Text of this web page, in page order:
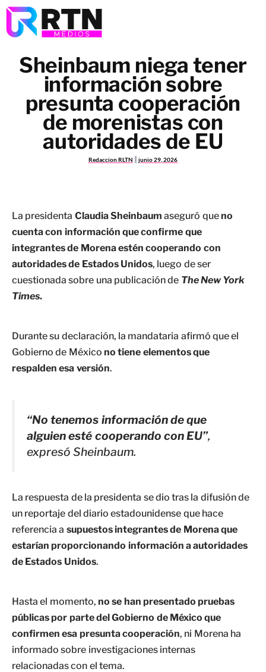
Sheinbaum niega tener
información sobre
presunta cooperación
de morenistas con
autoridades de EU
Redaccion RLTN junio 29, 2026
La presidenta Claudia Sheinbaum aseguró queno
cuenta con información que confirme que
integrantes de Morena estén cooperando con
autoridades de Estados Unidos, luego de ser
cuestionada sobre una publicación de The New York
Times.
Durante su declaración, la mandataria afirmó que el
Gobierno de México no tiene elementos que
respalden esa versión.
“No tenemos información de que
alguien esté cooperando con EU”,
expresó Sheinbaum.
La respuesta de la presidenta se dio tras la difusión de
un reportaje del diario estadounidense que hace
referencia a supuestos integrantes de Morena que
estarían proporcionando información a autoridades
de Estados Unidos.
Hasta el momento, no se han presentado pruebas
públicas por parte del Gobierno de México que
confirmen esa presunta cooperación, ni Morena ha
informado sobre investigaciones internas
relacionadas con el tema.